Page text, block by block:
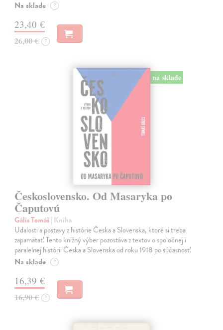
Na sklade ?
23,40 €
26,00 € ?
na sklade
Československo. Od Masaryka po
Čaputovú
Gális Tomáš| Kniha
Udalosti a postavy z histórie Česka a Slovenska, ktoré si treba
zapamätať. Tento knižný výber pozostáva z textov o spoločnej i
paralelnej histórii Česka a Slovenska od roku 1918 po súčasnosť.
Na sklade ?
16,39 €
16,90 € ?